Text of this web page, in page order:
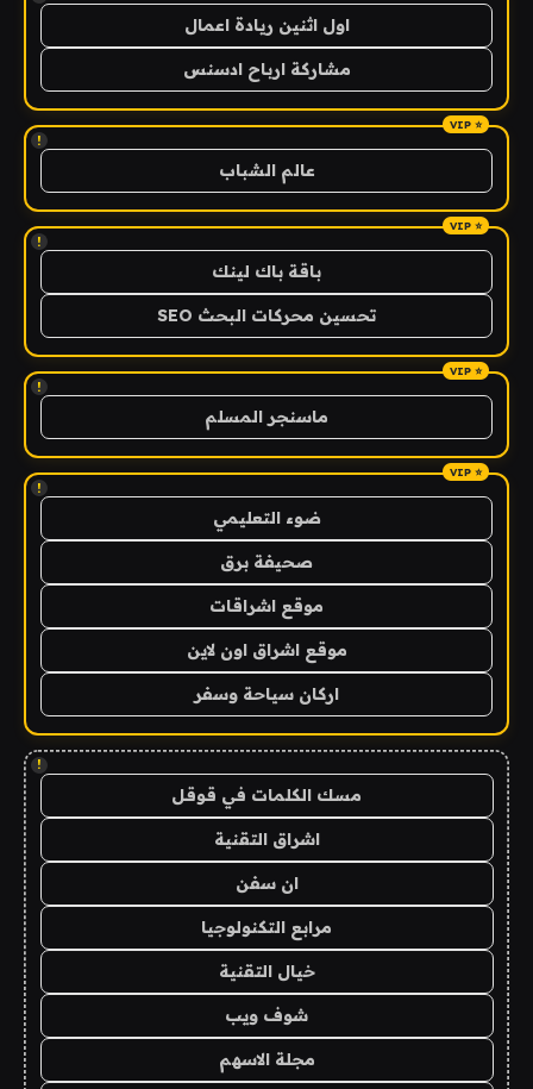
اول اثنين ريادة اعمال
مشاركة ارباح ادسنس
!
عالم الشباب
!
باقة باك لينك
تحسين محركات البحث SEO
!
ماسنجر المسلم
!
ضوء التعليمي
صحيفة برق
موقع اشراقات
موقع اشراق اون لاين
اركان سياحة وسفر
!
مسك الكلمات في قوقل
اشراق التقنية
ان سفن
مرابع التكنولوجيا
خيال التقنية
شوف ويب
مجلة الاسهم